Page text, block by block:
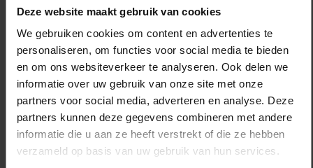
Deze website maakt gebruik van cookies
We gebruiken cookies om content en advertenties te
personaliseren, om functies voor social media te bieden
en om ons websiteverkeer te analyseren. Ook delen we
informatie over uw gebruik van onze site met onze
partners voor social media, adverteren en analyse. Deze
partners kunnen deze gegevens combineren met andere
informatie die u aan ze heeft verstrekt of die ze hebben
verzameld op basis van uw gebruik van hun services.
project liep van 2015 tot 2019 en werd voor 2,8
miljoen euro gefinancierd door het Agentschap
Innoveren en Ondernemen.
ProfessorJoachim Cohen is socioloog en als
docent verbonden aan de onderzoeksgroep
Zorg rond het Levenseinde aan de Vrije
Universiteit Brussel. Binnen de
onderzoeksgroep heeft hij de leiding over een